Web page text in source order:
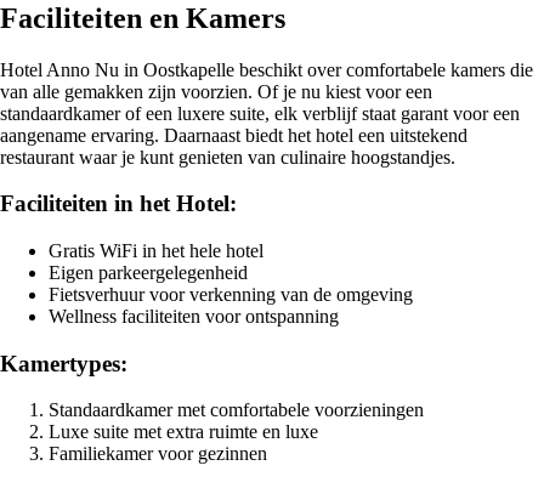
Faciliteiten en Kamers
Hotel Anno Nu in Oostkapelle beschikt over comfortabele kamers die
van alle gemakken zijn voorzien. Of je nu kiest voor een
standaardkamer of een luxere suite, elk verblijf staat garant voor een
aangename ervaring. Daarnaast biedt het hotel een uitstekend
restaurant waar je kunt genieten van culinaire hoogstandjes.
Faciliteiten in het Hotel:
Gratis WiFi in het hele hotel
Eigen parkeergelegenheid
Fietsverhuur voor verkenning van de omgeving
Wellness faciliteiten voor ontspanning
Kamertypes:
Standaardkamer met comfortabele voorzieningen
Luxe suite met extra ruimte en luxe
Familiekamer voor gezinnen